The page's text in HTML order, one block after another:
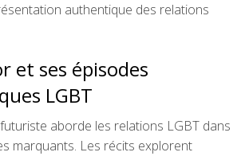
authentique des relations
et ses épisodes
LGBT
aborde les relations LGBT dans
marquants. Les récits explorent